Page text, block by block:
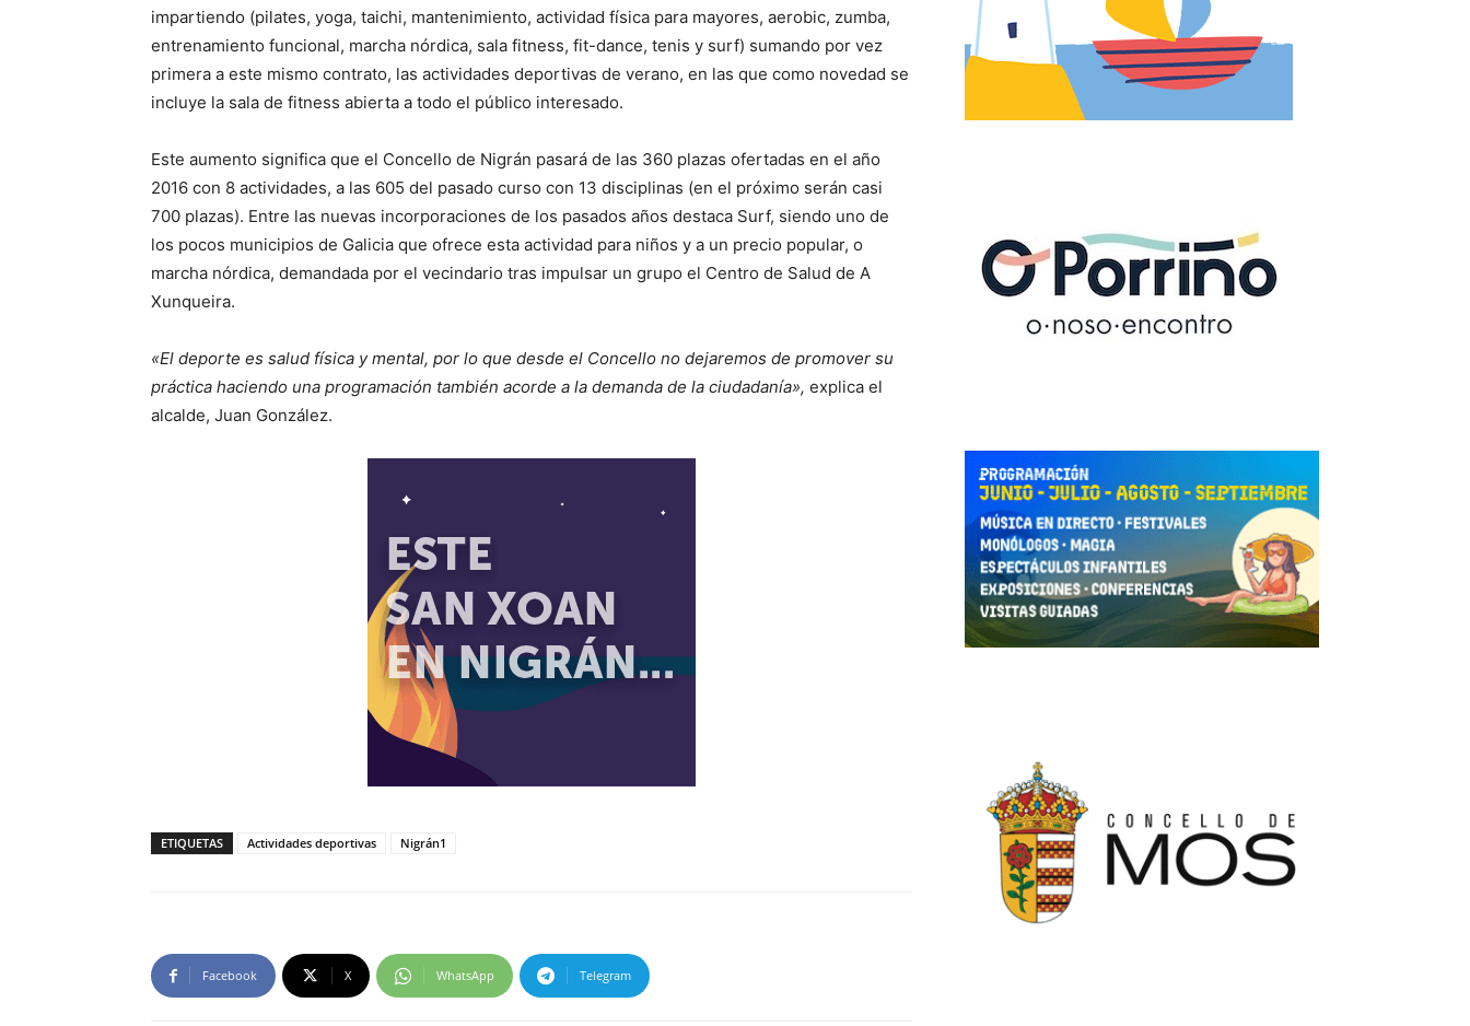
impartiendo (pilates, yoga, taichi, mantenimiento, actividad física para mayores, aerobic, zumba,
entrenamiento funcional, marcha nórdica, sala fitness, fit-dance, tenis y surf) sumando por vez
primera a este mismo contrato, las actividades deportivas de verano, en las que como novedad se
incluye la sala de fitness abierta a todo el público interesado.
Este aumento significa que el Concello de Nigrán pasará de las 360 plazas ofertadas en el año
2016 con 8 actividades, a las 605 del pasado curso con 13 disciplinas (en el próximo serán casi
700 plazas). Entre las nuevas incorporaciones de los pasados años destaca Surf, siendo uno de
los pocos municipios de Galicia que ofrece esta actividad para niños y a un precio popular, o
marcha nórdica, demandada por el vecindario tras impulsar un grupo el Centro de Salud de A
Xunqueira.
«El deporte es salud física y mental, por lo que desde el Concello no dejaremos de promover su
práctica haciendo una programación también acorde a la demanda de la ciudadanía», explica el
alcalde, Juan González.
ETIQUETAS Actividades deportivas Nigrán1
Facebook X WhatsApp Telegram